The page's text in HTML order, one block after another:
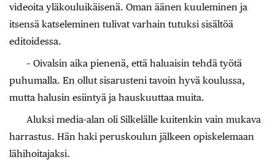
videoita yläkouluikäisenä. Oman äänen kuuleminen ja
itsensä katseleminen tulivat varhain tutuksi sisältöä
editoidessa.
– Oivalsin aika pienenä, että haluaisin tehdä työtä
puhumalla. En ollut sisarusteni tavoin hyvä koulussa,
mutta halusin esiintyä ja hauskuuttaa muita.
Aluksi media-alan oli Silkelälle kuitenkin vain mukava
harrastus. Hän haki peruskoulun jälkeen opiskelemaan
lähihoitajaksi.